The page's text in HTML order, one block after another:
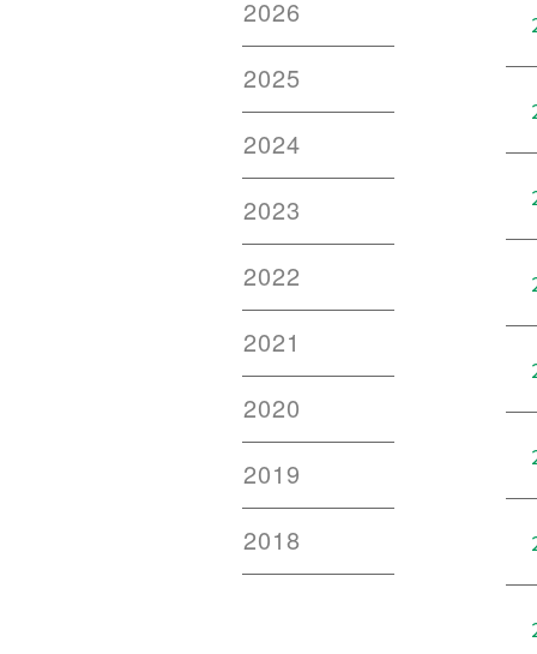
2026
2025
2024
2023
2022
2021
2020
2019
2018